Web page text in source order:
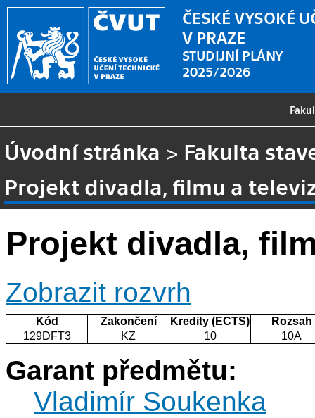
ČESKÉ VYSOKÉ
V PRAZE
STUDIJNÍ PLÁNY
2025/2026
Úvodní stránka > Fakulta
Projekt divadla, filmu a
Projekt divadla,
Zobrazit rozvrh
Kód Zakončení Kredity (ECTS)
Rozsah
129DFT3
KZ 10 10A
Garant předmětu:
Vladimír Soukenka